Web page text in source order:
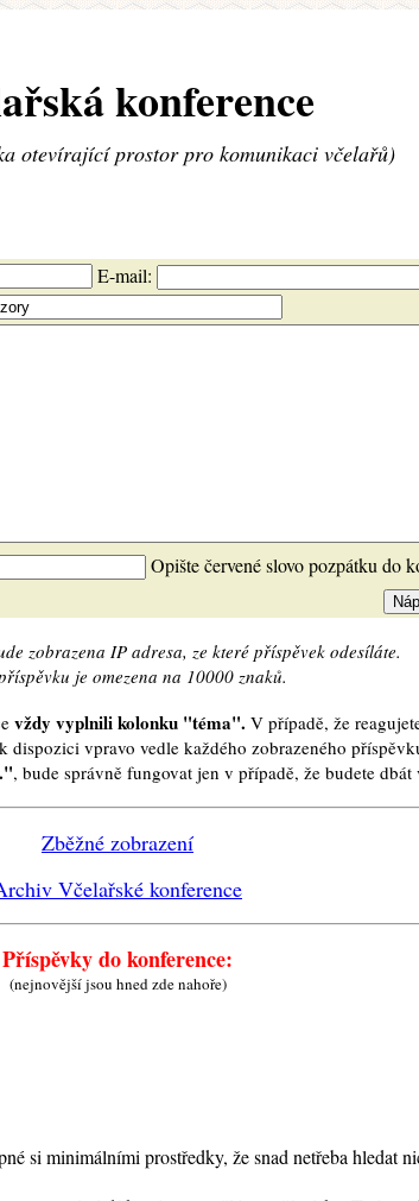
konference
otevírající prostor pro komunikaci včelařů)
E-mail:
Opište červené slovo pozpátku do
zobrazena IP adresa, ze které příspěvek odesíláte.
je omezena na 10000 znaků.
vždy vyplnili kolonku "téma". V případě, že
dispozici vpravo vedle každého zobrazeného
, bude správně fungovat jen v případě, že budete
Zběžné zobrazení
Včelařské konference
Příspěvky do konference:
(nejnovější jsou hned zde nahoře)
si minimálními prostředky, že snad netřeba hledat